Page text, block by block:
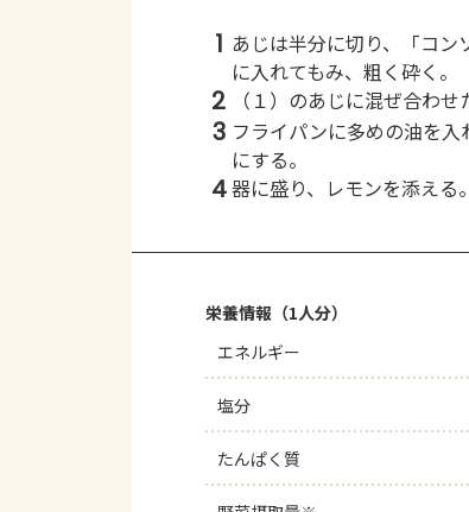
1 あじは半分に切り、「コ
に入れてもみ、粗く砕く。
2 （１）のあじに混ぜ合わせ
3 フライパンに多めの油を
にする。
4器に盛り、レモンを添える。
栄養情報（1人分）
エネルギー
塩分
たんぱく質